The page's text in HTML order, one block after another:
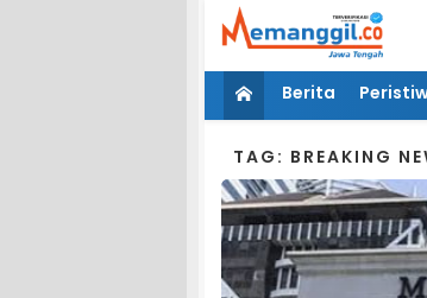
Berita
TAG: BREAKING